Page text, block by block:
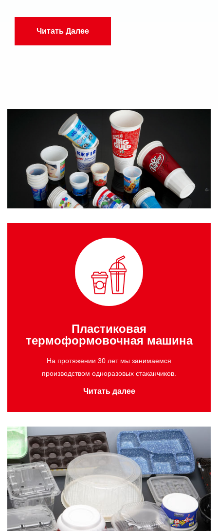
Читать Далее
Пластиковая
термоформовочная машина
На протяжении 30 лет мы занимаемся
производством одноразовых стаканчиков.
Читать далее